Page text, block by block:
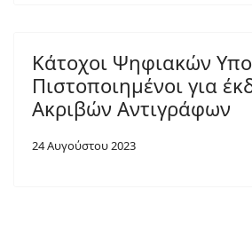
Κάτοχοι Ψηφιακών
Πιστοποιημένοι για
Ακριβών Αντιγράφων
24 Αυγούστου 2023